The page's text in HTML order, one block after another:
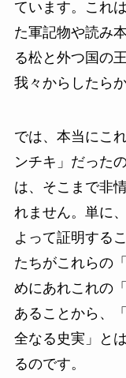
ています。これ
た軍記物や読み
る松と外つ国の
我々からしたら
では、本当にこ
ンチキ」だった
は、そこまで非
れません。単に
よって証明する
たちがこれらの
めにあれこれの
あることから、
全なる史実」と
るのです。